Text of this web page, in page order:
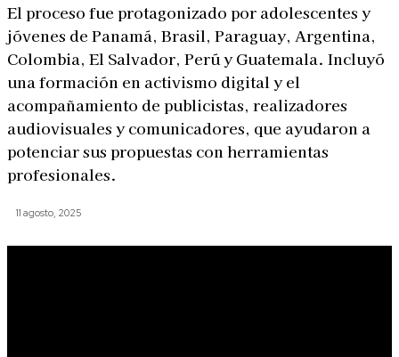
El proceso fue protagonizado por adolescentes y
jóvenes de Panamá, Brasil, Paraguay, Argentina,
Colombia, El Salvador, Perú y Guatemala. Incluyó
una formación en activismo digital y el
acompañamiento de publicistas, realizadores
audiovisuales y comunicadores, que ayudaron a
potenciar sus propuestas con herramientas
profesionales.
11 agosto, 2025